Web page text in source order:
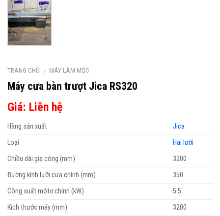
TRANG CHỦ / MÁY LÀM MỘC
Máy cưa bàn trượt Jica RS320
Giá: Liên hệ
Hãng sản xuất
Jica
Loại
Hai lưỡi
Chiều dài gia công (mm)
3200
Đường kính lưỡi cưa chính (mm)
350
Công suất môtơ chính (kW)
5.5
Kích thước máy (mm)
3200